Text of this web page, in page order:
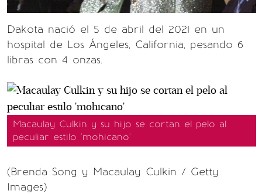
Dakota nació el 5 de abril del 2021 en un
hospital de Los Ángeles, California, pesando 6
libras con 4 onzas.
Macaulay Culkin y su hijo se cortan el pelo al
peculiar estilo 'mohicano'
(Brenda Song y Macaulay Culkin / Getty
Images)